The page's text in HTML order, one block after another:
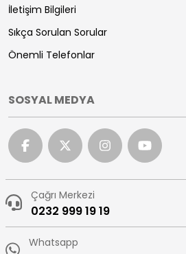
İletişim Bilgileri
Sıkça Sorulan Sorular
SOSYAL MEDYA
Çağrı Merkezi
0232 999 19 19